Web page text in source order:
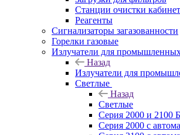
Станции очистки
Реагенты
Сигнализаторы загазованности
Горелки газовые
Излучатели для
Назад
Излучатели для
Светлые
Назад
Светлые
Серия 2000 и 2100
Серия 2000 с